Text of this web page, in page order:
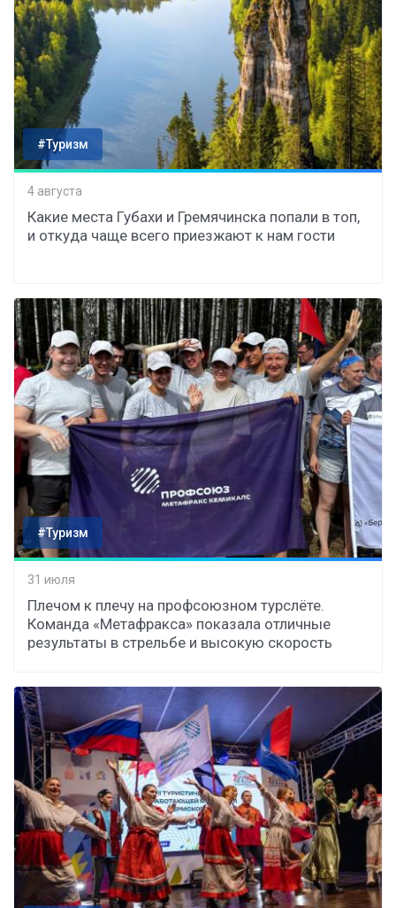
#Туризм
4 августа
Какие места Губахи и Гремячинска попали в топ,
и откуда чаще всего приезжают к нам гости
#Туризм
31 июля
Плечом к плечу на профсоюзном турслёте.
Команда «Метафракса» показала отличные
результаты в стрельбе и высокую скорость